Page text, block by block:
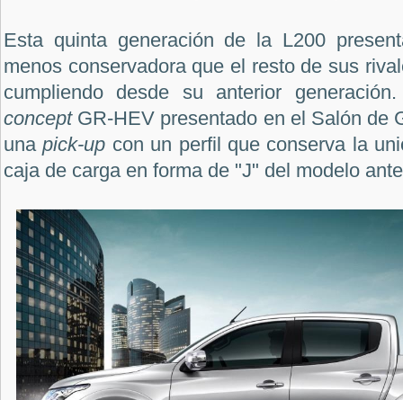
Esta quinta generación de la L200
menos conservadora que el resto de sus
cumpliendo desde su anterior
concept GR-HEV presentado en el Salón de
unapick-up con un perfil que conserva la
caja de carga en forma de "J" del modelo